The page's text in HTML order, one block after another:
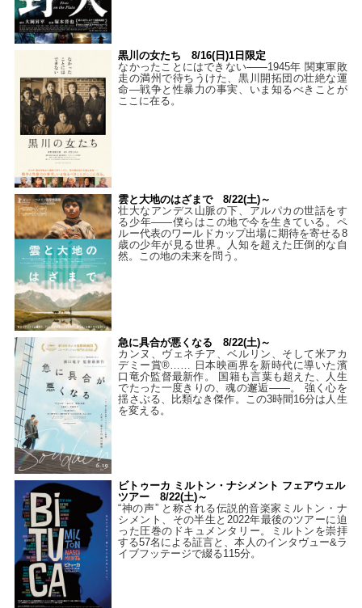
黒川の女たち 8/16(日)1日限定
なかったことにはできない——1945年 関東軍敗
走の満州で待ちうけた、黒川開拓団の壮絶な運
命―戦争と性暴力の事実、いま知るべきことが
ここに在る。
雲と大地のはざまで 8/22(土)～
壮大なアンデス山脈の下、アルパカの世話をす
る少年――僕らはこの地で今を生きている。ペ
ルー代表のワールドカップ出場に期待を寄せる8
歳の少年が見る世界。人知を超えた圧倒的な自
然。この地の未来を問う。
急に具合が悪くなる 8/22(土)～
カンヌ、ヴェネチア、ベルリン、そして米アカ
デミー賞®…… 日本映画界を新時代に導いた濱
口竜介監督最新作。 国籍も言葉も超えた、人生
でたった一度きりの、魂の邂逅――。 強く心を
揺さぶる、比類なき傑作。この3時間16分は人生
を変える。
ビトゥーカ ミルトン・ナシメント フェアウェル
ツアー 8/22(土)～
“神の声” と称される伝説的音楽家ミルトン・ナ
シメント、その半生と2022年最後のツアーに迫
った圧巻のドキュメンタリー。ミルトンを崇拝
する57名による証言と、本人のインタヴュー&ラ
イブフッテージで綴る115分。